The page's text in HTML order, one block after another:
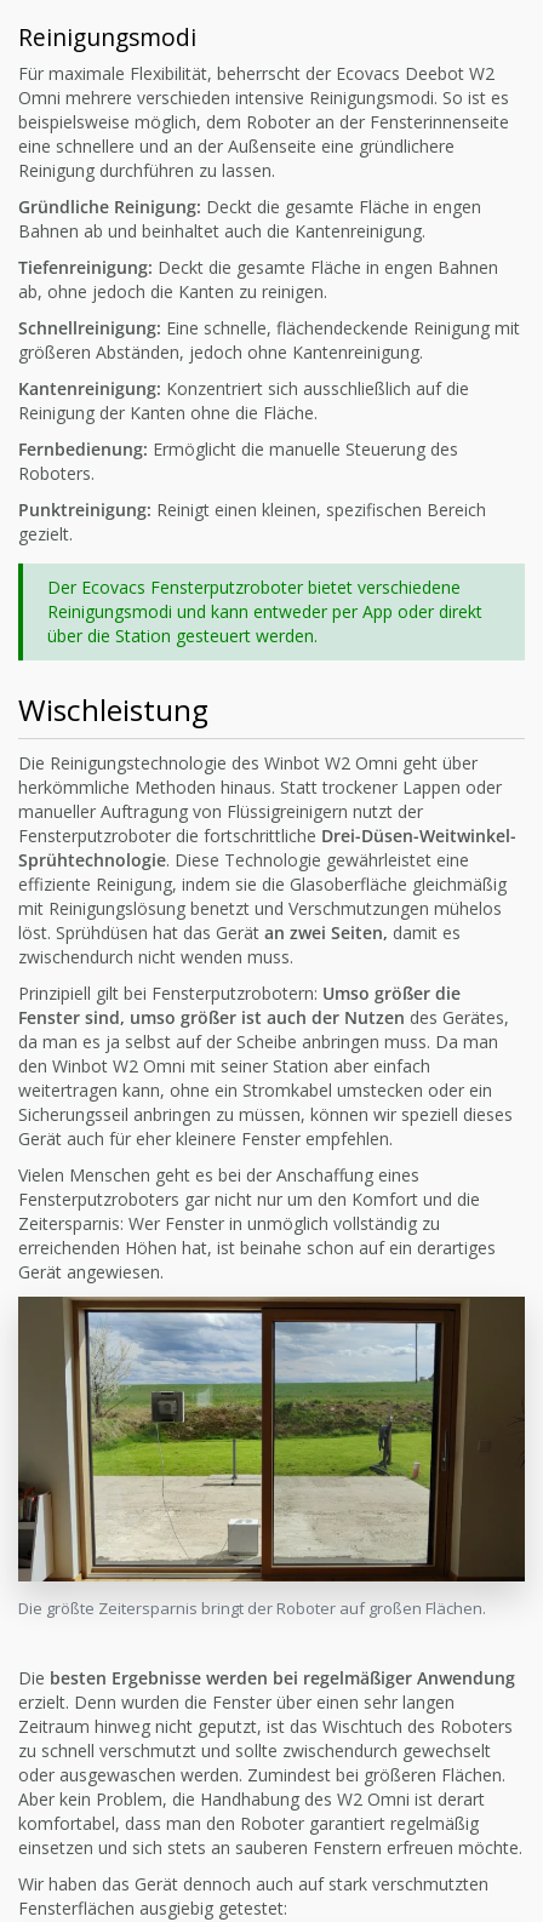
Reinigungsmodi
Für maximale Flexibilität, beherrscht der Ecovacs Deebot W2
Omni mehrere verschieden intensive Reinigungsmodi. So ist es
beispielsweise möglich, dem Roboter an der Fensterinnenseite
eine schnellere und an der Außenseite eine gründlichere
Reinigung durchführen zu lassen.
Gründliche Reinigung: Deckt die gesamte Fläche in engen
Bahnen ab und beinhaltet auch die Kantenreinigung.
Tiefenreinigung: Deckt die gesamte Fläche in engen Bahnen
ab, ohne jedoch die Kanten zu reinigen.
Schnellreinigung: Eine schnelle, flächendeckende Reinigung mit
größeren Abständen, jedoch ohne Kantenreinigung.
Kantenreinigung: Konzentriert sich ausschließlich auf die
Reinigung der Kanten ohne die Fläche.
Fernbedienung: Ermöglicht die manuelle Steuerung des
Roboters.
Punktreinigung: Reinigt einen kleinen, spezifischen Bereich
gezielt.
Der Ecovacs Fensterputzroboter bietet verschiedene
Reinigungsmodi und kann entweder per App oder direkt
über die Station gesteuert werden.
Wischleistung
Die Reinigungstechnologie des Winbot W2 Omni geht über
herkömmliche Methoden hinaus. Statt trockener Lappen oder
manueller Auftragung von Flüssigreinigern nutzt der
Fensterputzroboter die fortschrittliche Drei-Düsen-Weitwinkel-
Sprühtechnologie. Diese Technologie gewährleistet eine
effiziente Reinigung, indem sie die Glasoberfläche gleichmäßig
mit Reinigungslösung benetzt und Verschmutzungen mühelos
löst. Sprühdüsen hat das Gerät an zwei Seiten, damit es
zwischendurch nicht wenden muss.
Prinzipiell gilt bei Fensterputzrobotern: Umso größer die
Fenster sind, umso größer ist auch der Nutzen des Gerätes,
da man es ja selbst auf der Scheibe anbringen muss. Da man
den Winbot W2 Omni mit seiner Station aber einfach
weitertragen kann, ohne ein Stromkabel umstecken oder ein
Sicherungsseil anbringen zu müssen, können wir speziell dieses
Gerät auch für eher kleinere Fenster empfehlen.
Vielen Menschen geht es bei der Anschaffung eines
Fensterputzroboters gar nicht nur um den Komfort und die
Zeitersparnis: Wer Fenster in unmöglich vollständig zu
erreichenden Höhen hat, ist beinahe schon auf ein derartiges
Gerät angewiesen.
Die größte Zeitersparnis bringt der Roboter auf großen Flächen.
Die besten Ergebnisse werden bei regelmäßiger Anwendung
erzielt. Denn wurden die Fenster über einen sehr langen
Zeitraum hinweg nicht geputzt, ist das Wischtuch des Roboters
zu schnell verschmutzt und sollte zwischendurch gewechselt
oder ausgewaschen werden. Zumindest bei größeren Flächen.
Aber kein Problem, die Handhabung des W2 Omni ist derart
komfortabel, dass man den Roboter garantiert regelmäßig
einsetzen und sich stets an sauberen Fenstern erfreuen möchte.
Wir haben das Gerät dennoch auch auf stark verschmutzten
Fensterflächen ausgiebig getestet: